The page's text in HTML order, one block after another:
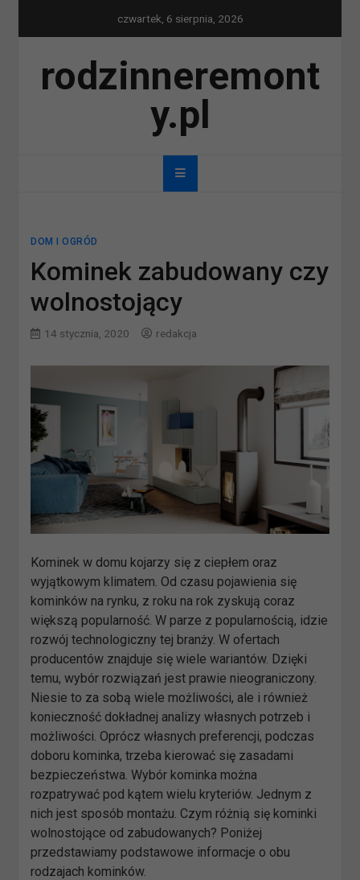
czwartek, 6 sierpnia, 2026
rodzinneremont
y.pl
DOM I OGRÓD
Kominek zabudowany czy
wolnostojący
14 stycznia, 2020 redakcja
Kominek w domu kojarzy się z ciepłem oraz
wyjątkowym klimatem. Od czasu pojawienia się
kominków na rynku, z roku na rok zyskują coraz
większą popularność. W parze z popularnością, idzie
rozwój technologiczny tej branży. W ofertach
producentów znajduje się wiele wariantów. Dzięki
temu, wybór rozwiązań jest prawie nieograniczony.
Niesie to za sobą wiele możliwości, ale i również
konieczność dokładnej analizy własnych potrzeb i
możliwości. Oprócz własnych preferencji, podczas
doboru kominka, trzeba kierować się zasadami
bezpieczeństwa. Wybór kominka można
rozpatrywać pod kątem wielu kryteriów. Jednym z
nich jest sposób montażu. Czym różnią się kominki
wolnostojące od zabudowanych? Poniżej
przedstawiamy podstawowe informacje o obu
rodzajach kominków.